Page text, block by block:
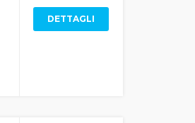
DETTAGLI